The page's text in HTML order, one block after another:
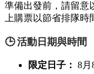
準備出發前，請留意
上購票以節省排隊時
🕒 活動日期與時間
限定日子： 8月